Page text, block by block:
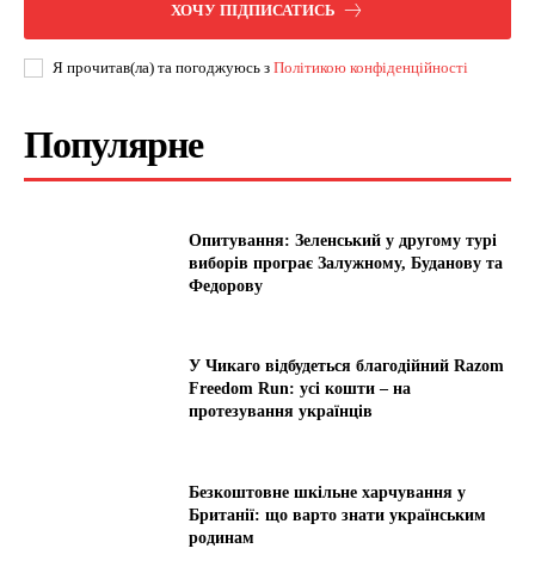
ХОЧУ ПІДПИСАТИСЬ
Я прочитав(ла) та погоджуюсь з Політикою конфіденційності
Популярне
Опитування: Зеленський у другому турі
виборів програє Залужному, Буданову та
Федорову
У Чикаго відбудеться благодійний Razom
Freedom Run: усі кошти – на
протезування українців
Безкоштовне шкільне харчування у
Британії: що варто знати українським
родинам